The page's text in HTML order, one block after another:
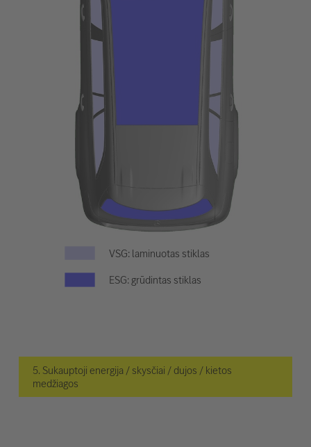
VSG: laminuotas stiklas
ESG: grūdintas stiklas
5. Sukauptoji energija / skysčiai / dujos / kietos
medžiagos